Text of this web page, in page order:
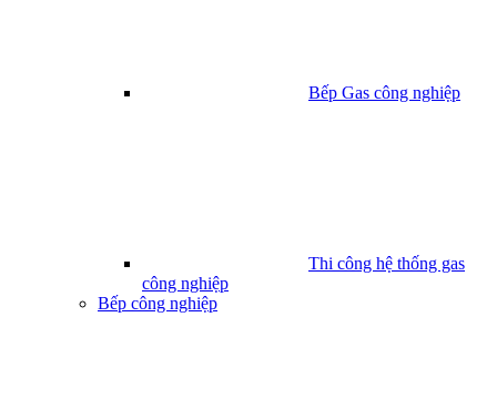
Bếp Gas công nghiệp
Thi công hệ thống gas
công nghiệp
Bếp công nghiệp